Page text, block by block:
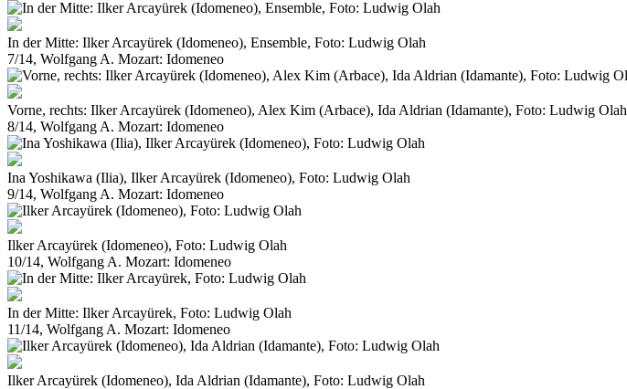
In der Mitte: Ilker Arcayürek (Idomeneo), Ensemble, Foto: Ludwig Olah
7/14, Wolfgang A. Mozart: Idomeneo
Vorne, rechts: Ilker Arcayürek (Idomeneo), Alex Kim (Arbace), Ida Aldrian (Idamante), Foto: Ludwig Olah
8/14, Wolfgang A. Mozart: Idomeneo
Ina Yoshikawa (Ilia), Ilker Arcayürek (Idomeneo), Foto: Ludwig Olah
9/14, Wolfgang A. Mozart: Idomeneo
Ilker Arcayürek (Idomeneo), Foto: Ludwig Olah
10/14, Wolfgang A. Mozart: Idomeneo
In der Mitte: Ilker Arcayürek, Foto: Ludwig Olah
11/14, Wolfgang A. Mozart: Idomeneo
Ilker Arcayürek (Idomeneo), Ida Aldrian (Idamante), Foto: Ludwig Olah